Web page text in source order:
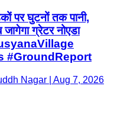
पर घुटनों तक पानी,
ग्रेटर नोएडा
#GroundReport
Nagar | Aug 7, 2026